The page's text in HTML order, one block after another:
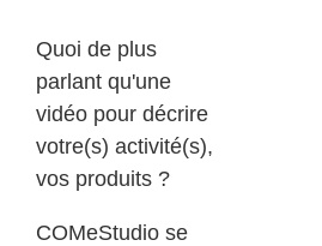
Quoi de plus
parlant qu'une
vidéo pour décrire
votre(s) activité(s),
vos produits ?
COMeStudio se